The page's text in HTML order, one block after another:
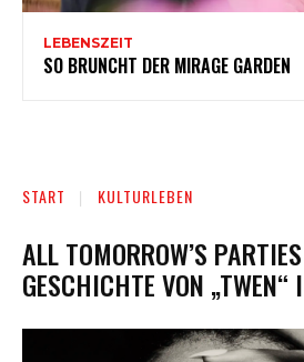
LEBENSZEIT
SO BRUNCHT DER MIRAGE GARDEN